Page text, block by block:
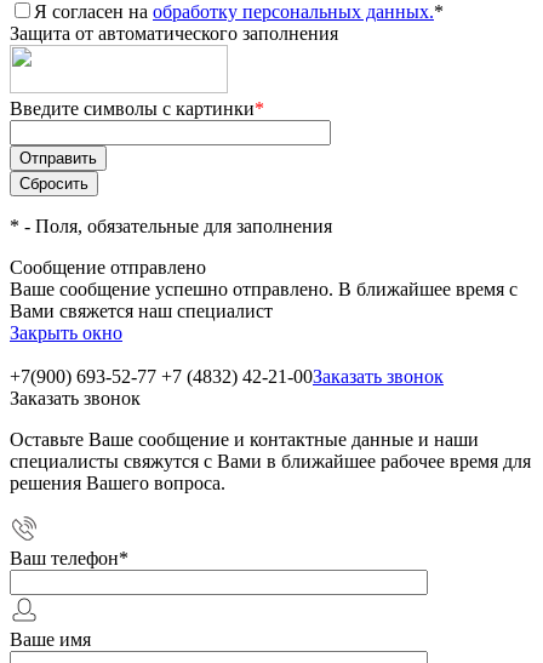
Я согласен на обработку персональных данных.*
Защита от автоматического заполнения
Введите символы с картинки*
* - Поля, обязательные для заполнения
Сообщение отправлено
Ваше сообщение успешно отправлено. В ближайшее время с
Вами свяжется наш специалист
Закрыть окно
+7(900) 693-52-77 +7 (4832) 42-21-00Заказать звонок
Заказать звонок
Оставьте Ваше сообщение и контактные данные и наши
специалисты свяжутся с Вами в ближайшее рабочее время для
решения Вашего вопроса.
Ваш телефон*
Ваше имя